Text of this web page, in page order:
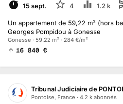
15 sept. 4 1.2 k
Un appartement de 59,22 m² (hors
Georges Pompidou à Gonesse
Gonesse · 59.22 m² · 284 €/m²
16 840 €
Tribunal Judiciaire de
Pontoise, France · 4.2 k abonnés